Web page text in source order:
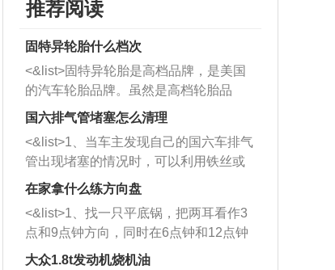
推荐阅读
固特异轮胎什么档次
<&list>固特异轮胎是高档品牌，是美国
的汽车轮胎品牌。虽然是高档轮胎品
牌，但是中高低端的轮胎都有生产，这
也是为了更好的开拓市场。
国六排气管堵塞怎么清理
<&list>1、当车主发现自己的国六车排气
管出现堵塞的情况时，可以利用铁丝或
者是细棍，直接将杂物给取出来，如果
堵塞情况比较严重，也可以采取应急措
施。 <&list>2、直接利用木棍将所有的
杂物推到排气管里面的位置处，然后将
三元催化器拆解开，就可以将堵塞的东
在家拿什么练方向盘
<&list>1、找一只平底锅，把两耳看作3
点和9点钟方向，同时在6点钟和12点钟
方向做一个标记。 <&list>2、双手握住
大众1.8t发动机烧机油